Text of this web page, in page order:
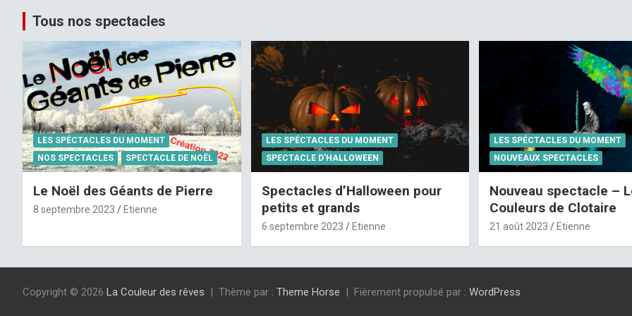
Tous nos spectacles
LES SPÉCTACLES DU MOMENT
NOS SPECTACLES
SPECTACLE DE NOËL
Le Noël des Géants de Pierre
8 septembre 2023 Etienne
LES SPÉCTACLES DU MOMENT
SPECTACLE D'HALLOWEEN
Spectacles d’Halloween pour
petits et grands
6 septembre 2023 Etienne
LES SPÉCTACLES DU MOMENT
NOUVEAUX SPECTACLES
Nouveau spectacle –
Couleurs de Clotaire
21 août 2023 Etienne
Copyright © 2026 La Couleur des rêves Thème par : Theme Horse Fièrement propulsé par : WordPress